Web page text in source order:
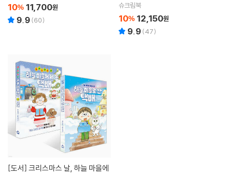
10% 11,700원
9.9 (60)
슈크림북
10% 12,150원
9.9 (47)
[도서]